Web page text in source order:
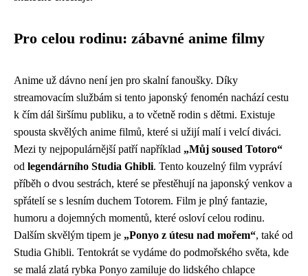
Pro celou rodinu: zábavné anime filmy
Anime už dávno není jen pro skalní fanoušky. Díky
streamovacím službám si tento japonský fenomén nachází cestu
k čím dál širšímu publiku, a to včetně rodin s dětmi. Existuje
spousta skvělých anime filmů, které si užijí malí i velcí diváci.
Mezi ty nejpopulárnější patří například „Můj soused Totoro“
od legendárního Studia Ghibli. Tento kouzelný film vypráví
příběh o dvou sestrách, které se přestěhují na japonský venkov a
spřátelí se s lesním duchem Totorem. Film je plný fantazie,
humoru a dojemných momentů, které osloví celou rodinu.
Dalším skvělým tipem je „Ponyo z útesu nad mořem“, také od
Studia Ghibli. Tentokrát se vydáme do podmořského světa, kde
se malá zlatá rybka Ponyo zamiluje do lidského chlapce